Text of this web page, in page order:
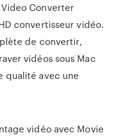
Converter
convertisseur vidéo.
de convertir,
vidéos sous Mac
qualité avec une
vidéo avec Movie